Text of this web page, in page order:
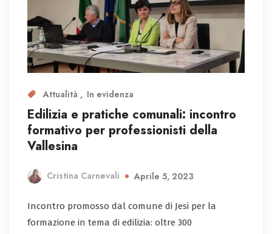
Attualità In evidenza
Edilizia e pratiche comunali: incontro
formativo per professionisti della
Vallesina
Cristina Carnevali Aprile 5, 2023
Incontro promosso dal comune di Jesi per la
formazione in tema di edilizia: oltre 300